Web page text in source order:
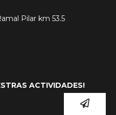
Pilar km 53.5
ACTIVIDADES!